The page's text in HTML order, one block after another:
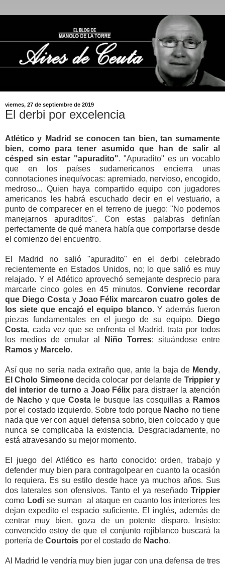
viernes, 27 de septiembre de 2019
El derbi por excelencia
Atlético y Madrid se conocen tan bien, tan sumamente
bien, como para tener asumido que han de salir al
césped sin estar "apuradito". "Apuradito" es un vocablo
que en los países sudamericanos encierra unas
connotaciones inequívocas: apremiado, nervioso, encogido,
medroso... Quien haya compartido equipo con jugadores
americanos les habrá escuchado decir en el vestuario, a
punto de comparecer en el terreno de juego: "No podemos
manejarnos apuraditos". Con estas palabras definían
perfectamente de qué manera había que comportarse desde
el comienzo del encuentro.
El Madrid no salió "apuradito" en el derbi celebrado
recientemente en Estados Unidos, no; lo que salió es muy
relajado. Y el Atlético aprovechó semejante desprecio para
marcarle cinco goles en 45 minutos.Conviene recordar
que Diego Costay Joao Félix marcaron cuatro goles de
los siete que encajó el equipo blanco. Y además fueron
piezas fundamentales en el juego de su equipo.
Diego
Costa, cada vez que se enfrenta el Madrid, trata por todos
los medios de emular al
Niño Torres: situándose entre
Ramos y Marcelo.
Así que no sería nada extraño que, ante la baja de Mendy,
El Cholo Simeonedecida colocar por delante de Trippier y
del interior de turnoa Joao Félix para distraer la atención
de Nachoy queCosta le busque las cosquillas a Ramos
por el costado izquierdo. Sobre todo porque Nacho no tiene
nada que ver con aquel defensa sobrio, bien colocado y que
nunca se complicaba la existencia. Desgraciadamente, no
está atravesando su mejor momento.
El juego del Atlético es harto conocido: orden, trabajo y
defender muy bien para contragolpear en cuanto la ocasión
lo requiera. Es su estilo desde hace ya muchos años. Sus
dos laterales son ofensivos. Tanto el ya reseñado Trippier
como Lodi se suman al ataque en cuanto los interiores les
dejan expedito el espacio suficiente. El inglés, además de
centrar muy bien, goza de un potente disparo. Insisto:
convencido estoy de que el conjunto rojiblanco buscará la
portería de Courtois por el costado de Nacho.
Al Madrid le vendría muy bien jugar con una defensa de tres